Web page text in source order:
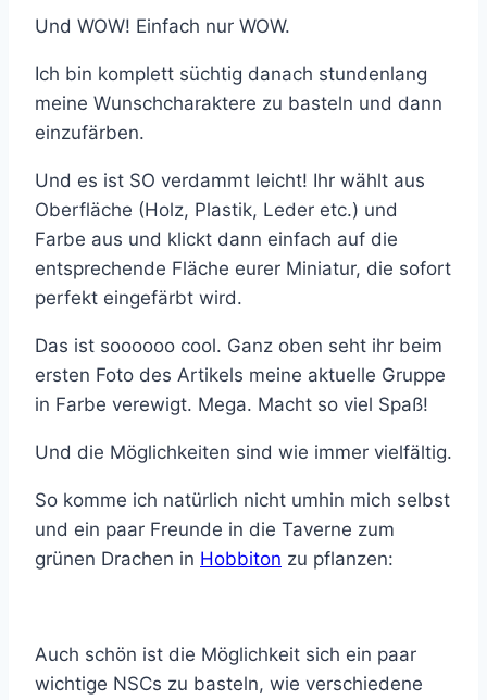
Und WOW! Einfach nur WOW.
Ich bin komplett süchtig danach stundenlang
meine Wunschcharaktere zu basteln und dann
einzufärben.
Und es ist SO verdammt leicht! Ihr wählt aus
Oberfläche (Holz, Plastik, Leder etc.) und
Farbe aus und klickt dann einfach auf die
entsprechende Fläche eurer Miniatur, die sofort
perfekt eingefärbt wird.
Das ist soooooo cool. Ganz oben seht ihr beim
ersten Foto des Artikels meine aktuelle Gruppe
in Farbe verewigt. Mega. Macht so viel Spaß!
Und die Möglichkeiten sind wie immer vielfältig.
So komme ich natürlich nicht umhin mich selbst
und ein paar Freunde in die Taverne zum
grünen Drachen in Hobbiton zu pflanzen:
Auch schön ist die Möglichkeit sich ein paar
wichtige NSCs zu basteln, wie verschiedene